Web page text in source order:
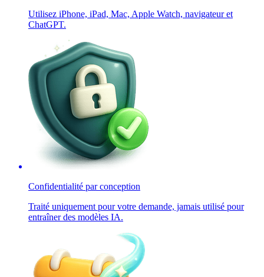
Utilisez iPhone, iPad, Mac, Apple Watch, navigateur et
ChatGPT.
Confidentialité par conception
Traité uniquement pour votre demande, jamais utilisé pour
entraîner des modèles IA.